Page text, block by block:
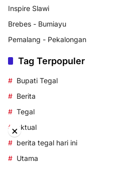
Inspire Slawi
Brebes - Bumiayu
Pemalang - Pekalongan
Tag Terpopuler
Bupati Tegal
Berita
Tegal
aktual
berita tegal hari ini
Utama
×